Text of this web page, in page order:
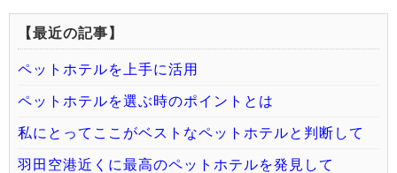
【最近の記事】
ペットホテルを上手に活用
ペットホテルを選ぶ時のポイントとは
私にとってここがベストなペットホテルと判断して
羽田空港近くに最高のペットホテルを発見して